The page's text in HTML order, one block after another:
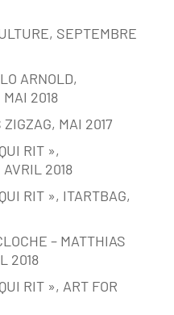
SEPTEMBRE
ARNOLD,
2018
MAI 2017
RIT »,
2018
RIT », ITARTBAG,
– MATTHIAS
2018
RIT », ART FOR